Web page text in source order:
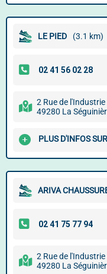
LE PIED (3.1 km)
2 Rue de l'Industrie
49280 La
PLUS D'INFOS
ARIVA
2 Rue de l'Industrie
49280 La